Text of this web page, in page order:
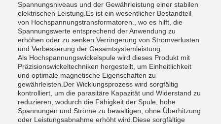
Spannungsniveaus und der Gewährleistung einer stabilen
elektrischen Leistung.Es ist ein wesentlicher Bestandteil
von Hochspannungstransformatoren., wo es hilft, die
Spannungswerte entsprechend der Anwendung zu
erhöhen oder zu senken.Verringerung von Stromverlusten
und Verbesserung der Gesamtsystemleistung.
Als Hochspannungswickelspule wird dieses Produkt mit
Präzisionswickeltechniken hergestellt, um Einheitlichkeit
und optimale magnetische Eigenschaften zu
gewährleisten.Der Wicklungsprozess wird sorgfältig
kontrolliert, um die parasitäre Kapazität und Widerstand zu
reduzieren, wodurch die Fähigkeit der Spule, hohe
Spannungen und Ströme zu bewältigen, ohne Überhitzung
oder Leistungsabnahme erhöht wird.Diese sorgfältige